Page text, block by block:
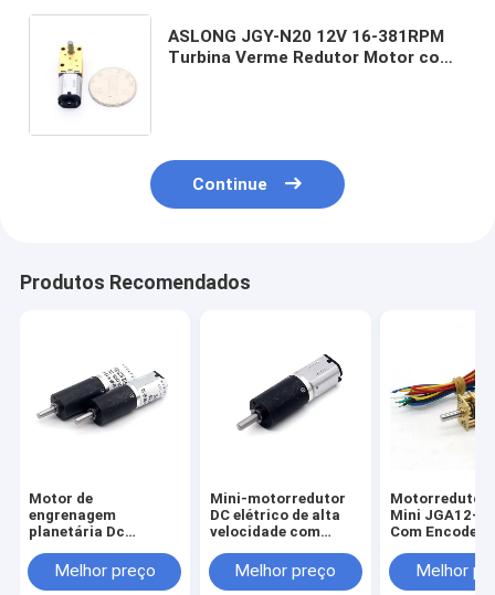
ASLONG JGY-N20 12V 16-381RPM
Turbina Verme Redutor Motor com
Continue
Produtos Recomendados
Motor de
engrenagem
planetária Dc
PG12-N20 Motor
planetário Dc 6v
Melhor preço
Mini-motorredutor
DC elétrico de alta
velocidade com
N20 de alta
qualidade, motor de
Melhor preço
Motorredutor
Mini JGA12-
Com Encoder
DC N20Melhor